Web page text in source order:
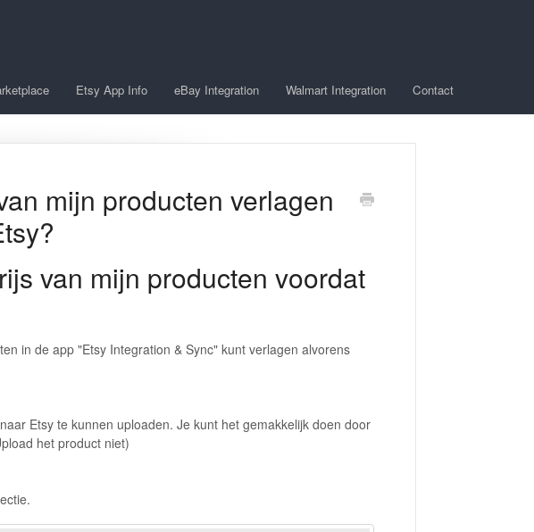
Etsy App Info eBay Integration Walmart Integration Contact
mijn producten verlagen
van mijn producten voordat
in de app "Etsy Integration & Sync" kunt verlagen alvorens
Etsy te kunnen uploaden. Je kunt het gemakkelijk doen door
het product niet)